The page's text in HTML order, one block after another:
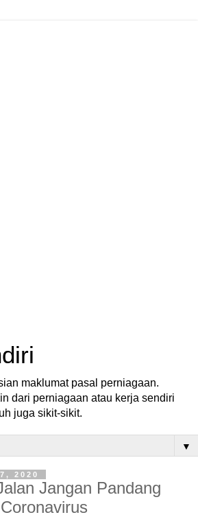
maklumat pasal perniagaan.
dari perniagaan atau kerja sendiri
juga sikit-sikit.
▼
2020
Jangan Pandang